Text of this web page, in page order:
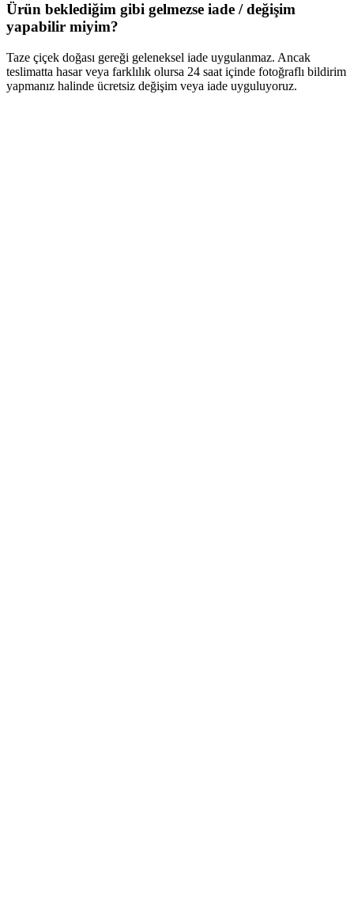
Ürün beklediğim gibi gelmezse iade / değişim
yapabilir miyim?
Taze çiçek doğası gereği geleneksel iade uygulanmaz. Ancak
teslimatta hasar veya farklılık olursa 24 saat içinde fotoğraflı bildirim
yapmanız halinde ücretsiz değişim veya iade uyguluyoruz.